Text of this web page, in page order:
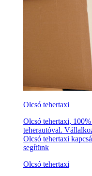
Olcsó tehertaxi
Olcsó tehertaxi,
teherautóval.
Olcsó tehertaxi
segítünk
Olcsó tehertaxi